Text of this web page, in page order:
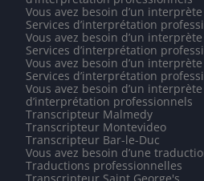
Vous avez besoin d’un
Services d’interprétation
Vous avez besoin d’un
Services d’interprétation
Vous avez besoin d’un
Services d’interprétation
Vous avez besoin d’un
d’interprétation professionnels
Transcripteur Malmedy
Transcripteur Montevideo
Transcripteur Bar-le-Duc
Vous avez besoin d’une
Traductions professionnelles
Transcripteur Saint George's